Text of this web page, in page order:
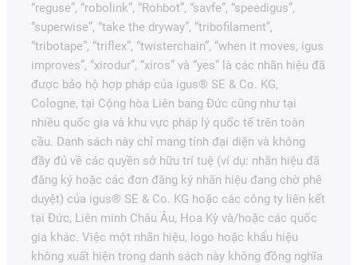
“reguse”, “robolink”, “Rohbot”, “savfe”, “speedigus”,
“superwise”, “take the dryway”, “tribofilament”,
“tribotape”, “triflex”, “twisterchain”, “when it moves, igus
improves”, “xirodur”, “xiros” và “yes” là các nhãn hiệu đã
được bảo hộ hợp pháp của igus® SE & Co. KG,
Cologne, tại Cộng hòa Liên bang Đức cũng như tại
nhiều quốc gia và khu vực pháp lý quốc tế trên toàn
cầu. Danh sách này chỉ mang tính đại diện và không
đầy đủ về các quyền sở hữu trí tuệ (ví dụ: nhãn hiệu đã
đăng ký hoặc các đơn đăng ký nhãn hiệu đang chờ phê
duyệt) của igus® SE & Co. KG hoặc các công ty liên kết
tại Đức, Liên minh Châu Âu, Hoa Kỳ và/hoặc các quốc
gia khác. Việc một nhãn hiệu, logo hoặc khẩu hiệu
không xuất hiện trong danh sách này không đồng nghĩa